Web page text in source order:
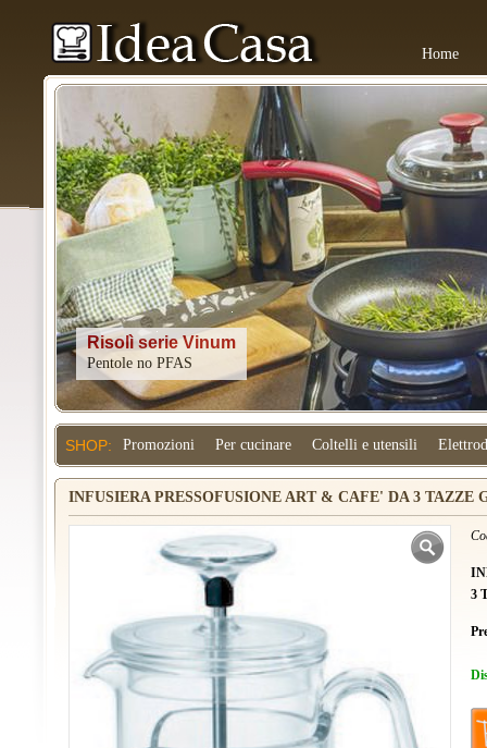
Home
Kitchenaid
SHOP: Promozioni Per cucinare Coltelli e utensili
INFUSIERA PRESSOFUSIONE ART & CAFE' DA 3 TAZZE
3